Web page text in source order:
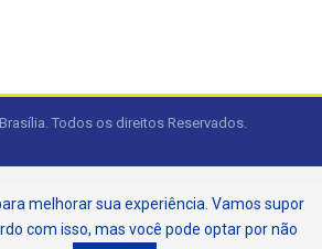
Todos os direitos Reservados.
melhorar sua experiência. Vamos supor
com isso, mas você pode optar por não